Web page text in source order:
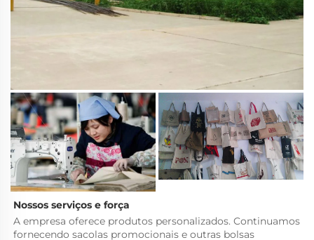
Nossos serviços e força
A empresa oferece produtos personalizados. Continuamos
fornecendo sacolas promocionais e outras bolsas